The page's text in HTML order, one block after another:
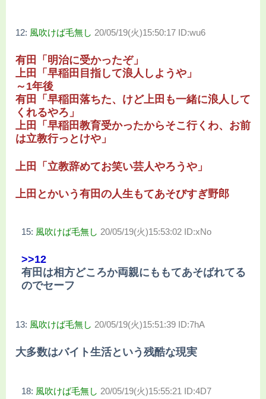
12: 風吹けば毛無し 20/05/19(火)15:50:17 ID:wu6
有田「明治に受かったぞ」
上田「早稲田目指して浪人しようや」
～1年後
有田「早稲田落ちた、けど上田も一緒に浪人して
くれるやろ」
上田「早稲田教育受かったからそこ行くわ、お前
は立教行っとけや」
上田「立教辞めてお笑い芸人やろうや」
上田とかいう有田の人生もてあそびすぎ野郎
15: 風吹けば毛無し 20/05/19(火)15:53:02 ID:xNo
>>12
有田は相方どころか両親にももてあそばれてる
のでセーフ
13: 風吹けば毛無し 20/05/19(火)15:51:39 ID:7hA
大多数はバイト生活という残酷な現実
18: 風吹けば毛無し 20/05/19(火)15:55:21 ID:4D7